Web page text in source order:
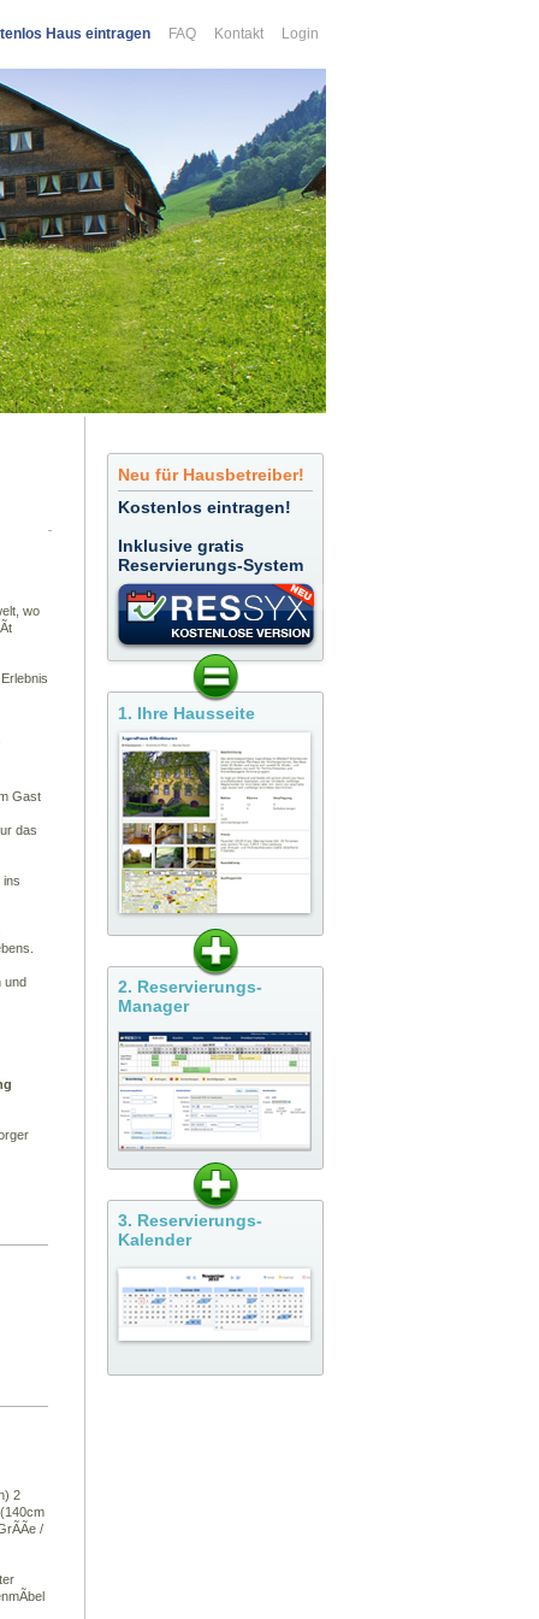
Haus eintragen FAQ Kontakt Login
Neu für Hausbetreiber!
Kostenlos eintragen!
Inklusive gratis
Reservierungs-System
1. Ihre Hausseite
2. Reservierungs-
Manager
3. Reservierungs-
Kalender
wo
Gast
das
ins
und
2
/